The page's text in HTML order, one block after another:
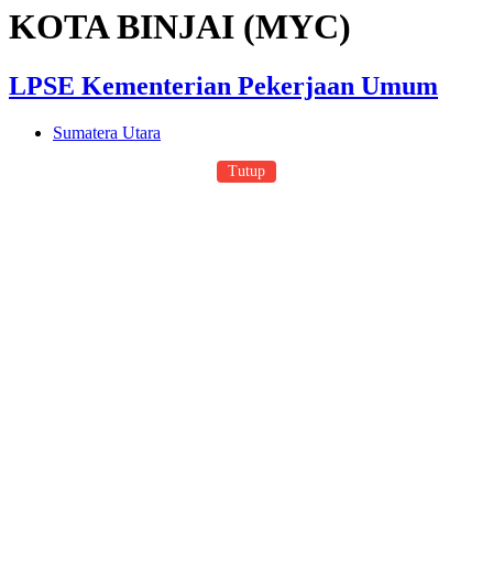
KOTA BINJAI (MYC)
LPSE Kementerian Pekerjaan Umum
Sumatera Utara
Tutup